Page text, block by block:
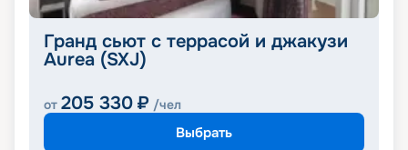
Гранд сьют с террасой и джакузи
Aurea (SXJ)
от 205 330 ₽ /чел
Выбрать